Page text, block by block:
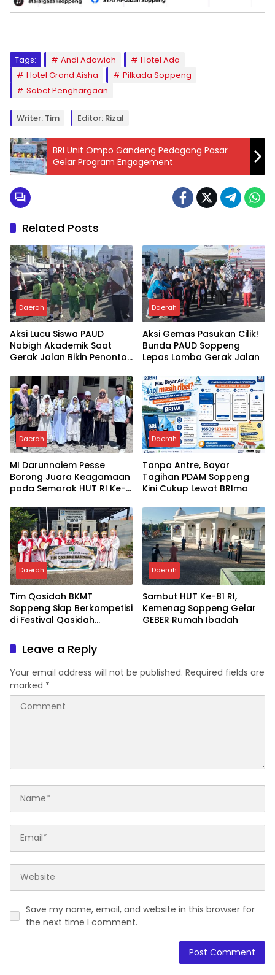
Tags: Andi Adawiah
Hotel Ada
Hotel Grand Aisha
Pilkada Soppeng
Sabet Penghargaan
Writer: Tim Editor: Rizal
BRI Unit Ompo Gandeng Pedagang Pasar
Gelar Program Engagement
Related Posts
Daerah
Aksi Lucu Siswa PAUD
Nabigh Akademik Saat
Gerak Jalan Bikin Penonton
Daerah
Aksi Gemas Pasukan Cilik!
Bunda PAUD Soppeng
Lepas Lomba Gerak Jalan
Daerah
MI Darunnaiem Pesse
Borong Juara Keagamaan
pada Semarak HUT RI Ke-
Daerah
Tanpa Antre, Bayar
Tagihan PDAM Soppeng
Kini Cukup Lewat BRImo
Daerah
Tim Qasidah BKMT
Soppeng Siap Berkompetisi
di Festival Qasidah
Daerah
Sambut HUT Ke-81 RI,
Kemenag Soppeng Gelar
GEBER Rumah Ibadah
Leave a Reply
Your email address will not be published. Required fields are
marked *
Save my name, email, and website in this browser for
the next time I comment.